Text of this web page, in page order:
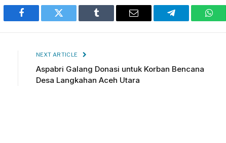
Facebook Twitter Tumblr Email Telegram
NEXT ARTICLE
Aspabri Galang Donasi untuk Korban Bencana
Desa Langkahan Aceh Utara